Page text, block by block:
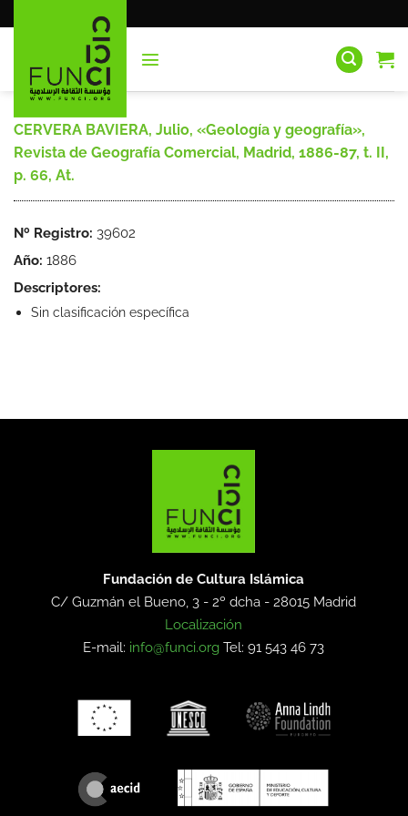
al
CERVERA BAVIERA, Julio, «Geología y geografía»,
Revista de Geografía Comercial, Madrid, 1886-87, t. II,
p. 66, At.
Nº Registro: 39602
Año: 1886
Descriptores:
Sin clasificación específica
Fundación de Cultura Islámica
C/ Guzmán el Bueno, 3 - 2º dcha -28015 Madrid
Localización
E-mail: info@funci.org Tel: 91 543 46 73